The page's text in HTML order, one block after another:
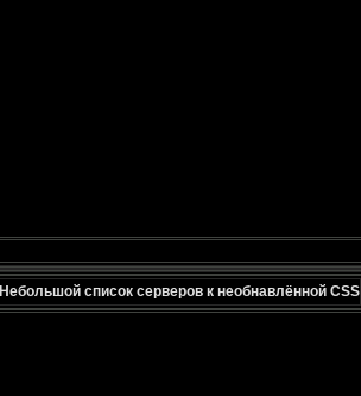
Небольшой список серверов к необнавлённой CSS